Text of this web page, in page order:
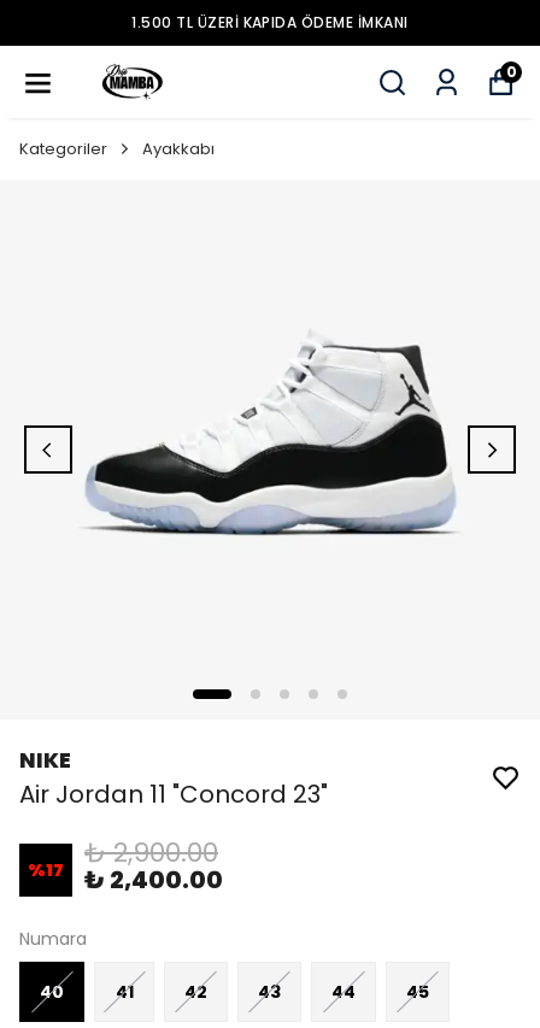
1.500 TL ÜZERİ KAPIDA ÖDEME İMKANI
0
Kategoriler Ayakkabı
NIKE
Air Jordan 11 "Concord 23"
%17 ₺ 2,900.00
₺ 2,400.00
Numara
40 41 42 43 44 45